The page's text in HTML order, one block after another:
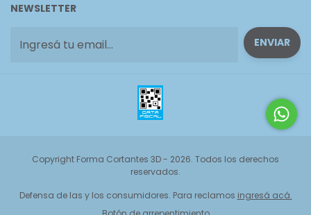
NEWSLETTER
Copyright Forma Cortantes 3D - 2026. Todos los derechos
reservados.
Defensa de las y los consumidores. Para reclamos ingresá acá.